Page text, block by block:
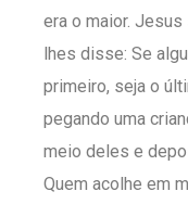
era o maior.
lhes disse: Se
primeiro, seja o
pegando uma
meio deles e
Quem acolhe em